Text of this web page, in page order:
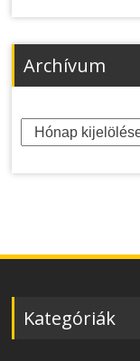
Archívum
Archívum
Kategóriák